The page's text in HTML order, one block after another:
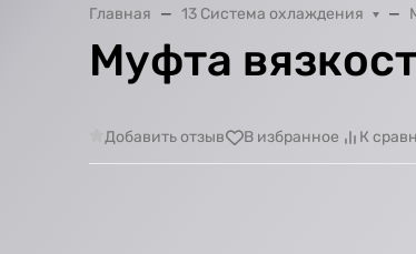
Главная 13 Система охлаждения
Муфта
Добавить отзыв В избранное К